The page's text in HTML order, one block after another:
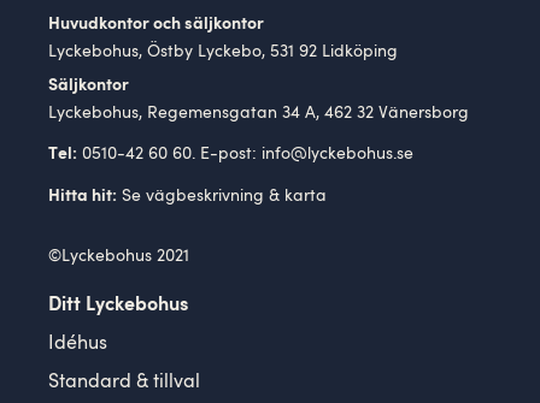
Huvudkontor och säljkontor
Lyckebohus, Östby Lyckebo, 531 92 Lidköping
Säljkontor
Lyckebohus, Regemensgatan 34 A, 462 32 Vänersborg
Tel: 0510-42 60 60. E-post: info@lyckebohus.se
Hitta hit: Se vägbeskrivning & karta
©Lyckebohus 2021
Ditt Lyckebohus
Idéhus
Standard & tillval